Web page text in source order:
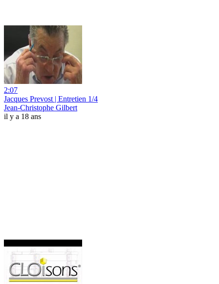
2:07
Jacques Prevost | Entretien 1/4
Jean-Christophe Gilbert
il y a 18 ans